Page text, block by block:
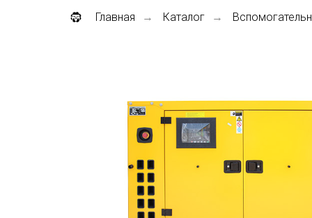
Главная → Каталог →